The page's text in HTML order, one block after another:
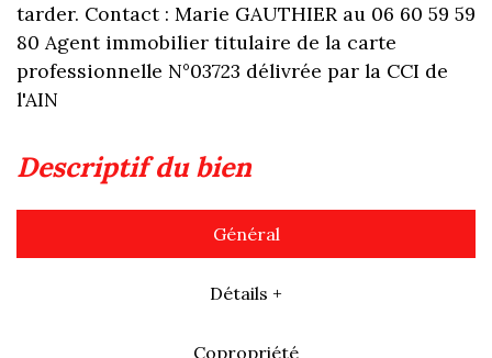
tarder. Contact : Marie GAUTHIER au 06 60 59 59
80 Agent immobilier titulaire de la carte
professionnelle N°03723 délivrée par la CCI de
l'AIN
descriptif du bien
Général
Détails +
Copropriété